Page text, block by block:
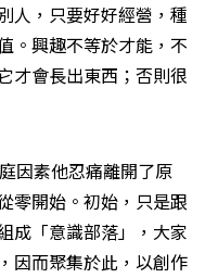
人，只要好好經營，種
。興趣不等於才能，不
才會長出東西；否則很
因素他忍痛離開了原
零開始。初始，只是跟
成「意識部落」，大家
因而聚集於此，以創作